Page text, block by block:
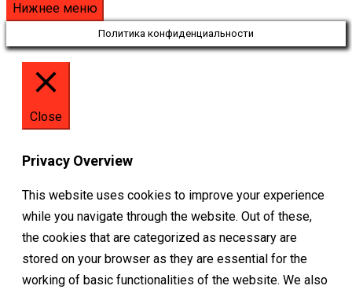
Нижнее меню
Политика конфиденциальности
Close
Privacy Overview
This website uses cookies to improve your experience
while you navigate through the website. Out of these,
the cookies that are categorized as necessary are
stored on your browser as they are essential for the
working of basic functionalities of the website. We also